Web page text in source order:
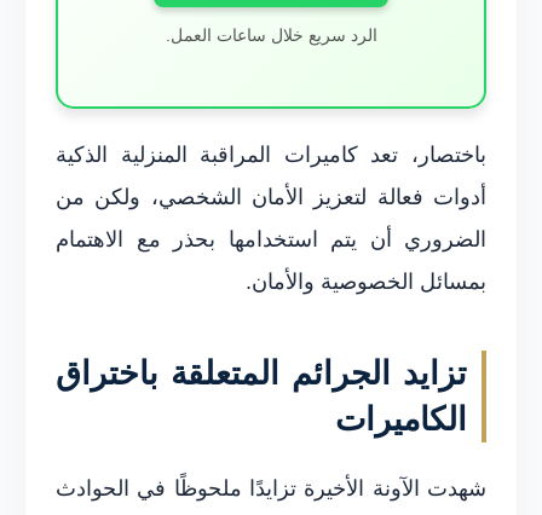
الرد سريع خلال ساعات العمل.
باختصار، تعد كاميرات المراقبة المنزلية الذكية
أدوات فعالة لتعزيز الأمان الشخصي، ولكن من
الضروري أن يتم استخدامها بحذر مع الاهتمام
بمسائل الخصوصية والأمان.
تزايد الجرائم المتعلقة باختراق
الكاميرات
شهدت الآونة الأخيرة تزايدًا ملحوظًا في الحوادث